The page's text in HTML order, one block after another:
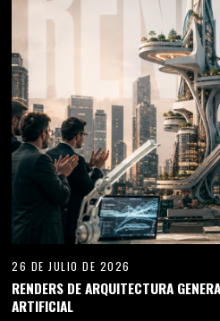
26 DE JULIO DE 2026
RENDERS DE ARQUITECTURA
ARTIFICIAL